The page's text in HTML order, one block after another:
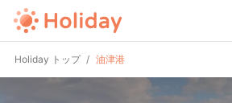
Holiday トップ 油津港